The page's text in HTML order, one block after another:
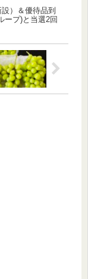
）＆優待品到
ープ)と当選2回